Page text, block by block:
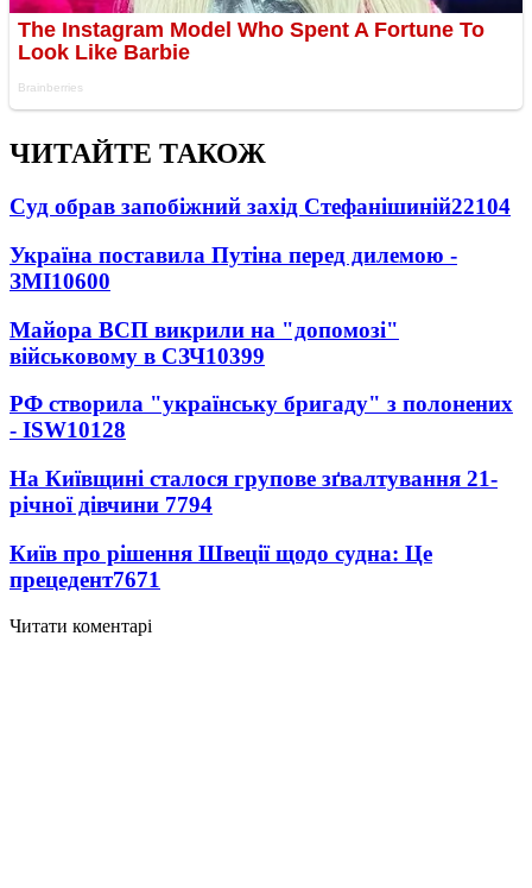
ЧИТАЙТЕ ТАКОЖ
Суд обрав запобіжний захід Стефанішиній22104
Україна поставила Путіна перед дилемою -
ЗМІ10600
Майора ВСП викрили на "допомозі"
військовому в СЗЧ10399
РФ створила "українську бригаду" з полонених
- ISW10128
На Київщині сталося групове зґвалтування 21-
річної дівчини 7794
Київ про рішення Швеції щодо судна: Це
прецедент7671
Читати коментарі